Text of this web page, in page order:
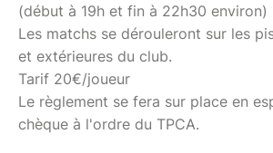
(début à 19h et fin à 22h30 environ)
Les matchs se dérouleront sur les
et extérieures du club.
Tarif 20€/joueur
Le règlement se fera sur place en
chèque à l'ordre du TPCA.